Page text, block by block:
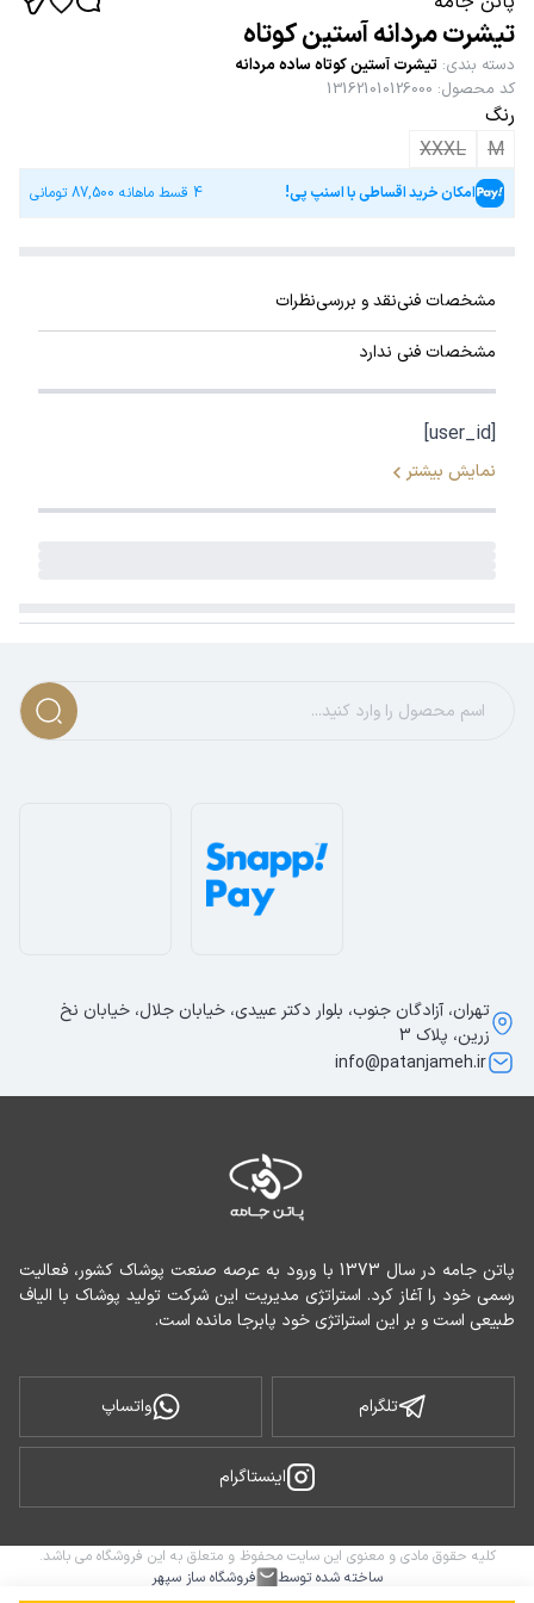
تیشرت مردانه آستین کوتاه
دسته بندی: تیشرت آستین کوتاه ساده مردانه
کد محصول:
131621010126000
رنگ
M
XXXL
امکان خرید اقساطی با اسنپ پی! 4 قسط ماهانه 87,500 تومانی
مشخصات فنینقد و بررسینظرات
مشخصات فنی ندارد
[user_id]
نمایش بیشتر
طبیعی است و بر این استراتژی خود پابرجا مانده است.
تلگرام واتساپ
اینستاگرام
تهران، آزادگان جنوب، بلوار دکتر عبیدی، خیابان جلال، خیابان نخ
زرین، پلاک 3
info@patanjameh.ir
کلیه حقوق مادی و معنوی این سایت محفوظ و متعلق به این فروشگاه می باشد.
ساخته شده توسط
فروشگاه ساز سپهر